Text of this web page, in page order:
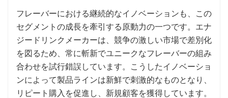
フレーバーにおける継続的なイノベーションも、この
セグメントの成長を牽引する原動力の一つです。エナ
ジードリンクメーカーは、競争の激しい市場で差別化
を図るため、常に斬新でユニークなフレーバーの組み
合わせを試行錯誤しています。こうしたイノベーショ
ンによって製品ラインは新鮮で刺激的なものとなり、
リピート購入を促進し、新規顧客を獲得しています。